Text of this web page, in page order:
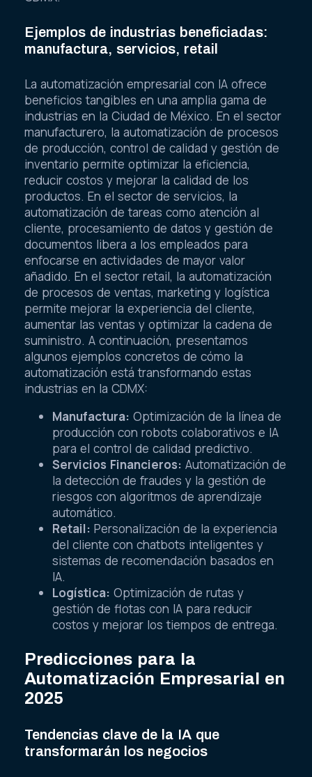
Ejemplos de industrias beneficiadas:
manufactura, servicios, retail
La automatización empresarial con IA ofrece
beneficios tangibles en una amplia gama de
industrias en la Ciudad de México. En el sector
manufacturero, la automatización de procesos
de producción, control de calidad y gestión de
inventario permite optimizar la eficiencia,
reducir costos y mejorar la calidad de los
productos. En el sector de servicios, la
automatización de tareas como atención al
cliente, procesamiento de datos y gestión de
documentos libera a los empleados para
enfocarse en actividades de mayor valor
añadido. En el sector retail, la automatización
de procesos de ventas, marketing y logística
permite mejorar la experiencia del cliente,
aumentar las ventas y optimizar la cadena de
suministro. A continuación, presentamos
algunos ejemplos concretos de cómo la
automatización está transformando estas
industrias en la CDMX:
Manufactura: Optimización de la línea de
producción con robots colaborativos e IA
para el control de calidad predictivo.
Servicios Financieros: Automatización de
la detección de fraudes y la gestión de
riesgos con algoritmos de aprendizaje
automático.
Retail: Personalización de la experiencia
del cliente con chatbots inteligentes y
sistemas de recomendación basados en
IA.
Logística: Optimización de rutas y
gestión de flotas con IA para reducir
costos y mejorar los tiempos de entrega.
Predicciones para la
Automatización Empresarial en
2025
Tendencias clave de la IA que
transformarán los negocios